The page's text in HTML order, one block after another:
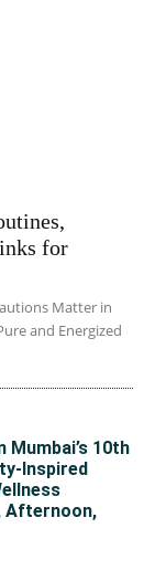
for
Matter in
and Energized
Mumbai’s 10th
Inspired
Afternoon,